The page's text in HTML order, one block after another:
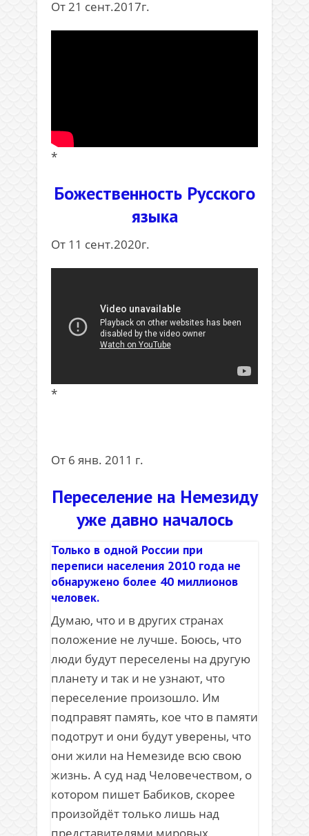
От 21 сент.2017г.
*
Божественность Русского
языка
От 11 сент.2020г.
*
От 6 янв. 2011 г.
Переселение на Немезиду
уже давно началось
Только в одной России при
переписи населения 2010 года не
обнаружено более 40 миллионов
человек.
Думаю, что и в других странах
положение не лучше. Боюсь, что
люди будут переселены на другую
планету и так и не узнают, что
переселение произошло. Им
подправят память, кое что в памяти
подотрут и они будут уверены, что
они жили на Немезиде всю свою
жизнь. А суд над Человечеством, о
котором пишет Бабиков, скорее
произойдёт только лишь над